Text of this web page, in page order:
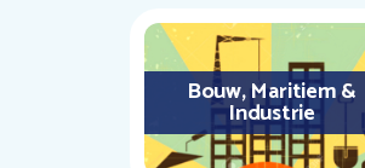
Bouw, Maritiem &
Industrie